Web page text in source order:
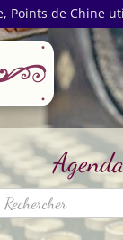
Points de Chine